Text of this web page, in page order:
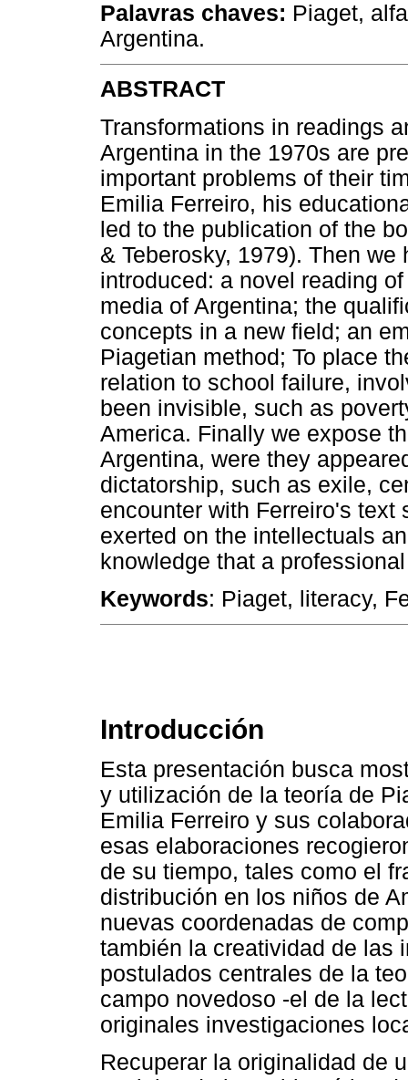
Palavras chaves: Piaget,
Argentina.
ABSTRACT
Transformations in readings
Argentina in the 1970s are
important problems of their
Emilia Ferreiro, his
led to the publication of the
& Teberosky, 1979). Then
introduced: a novel reading
media of Argentina; the
concepts in a new field; an
Piagetian method; To place
relation to school failure,
been invisible, such as
America. Finally we expose
Argentina, were they
dictatorship, such as exile,
encounter with Ferreiro's
exerted on the intellectuals
knowledge that a
Keywords: Piaget, literacy,
Introducción
Esta presentación busca
y utilización de la teoría de
Emilia Ferreiro y sus
esas elaboraciones
de su tiempo, tales como el
distribución en los niños de
nuevas coordenadas de
también la creatividad de las
postulados centrales de la
campo novedoso -el de la
originales investigaciones
Recuperar la originalidad de